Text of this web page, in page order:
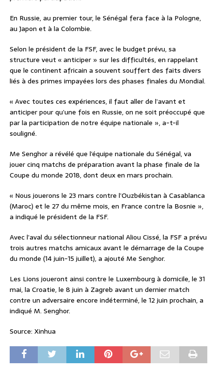
En Russie, au premier tour, le Sénégal fera face à la Pologne,
au Japon et à la Colombie.
Selon le président de la FSF, avec le budget prévu, sa
structure veut « anticiper » sur les difficultés, en rappelant
que le continent africain a souvent souffert des faits divers
liés à des primes impayées lors des phases finales du Mondial.
« Avec toutes ces expériences, il faut aller de l’avant et
anticiper pour qu’une fois en Russie, on ne soit préoccupé que
par la participation de notre équipe nationale », a-t-il
souligné.
Me Senghor a révélé que l’équipe nationale du Sénégal, va
jouer cinq matchs de préparation avant la phase finale de la
Coupe du monde 2018, dont deux en mars prochain.
« Nous jouerons le 23 mars contre l’Ouzbékistan à Casablanca
(Maroc) et le 27 du même mois, en France contre la Bosnie »,
a indiqué le président de la FSF.
Avec l’aval du sélectionneur national Aliou Cissé, la FSF a prévu
trois autres matchs amicaux avant le démarrage de la Coupe
du monde (14 juin-15 juillet), a ajouté Me Senghor.
Les Lions joueront ainsi contre le Luxembourg à domicile, le 31
mai, la Croatie, le 8 juin à Zagreb avant un dernier match
contre un adversaire encore indéterminé, le 12 juin prochain, a
indiqué M. Senghor.
Source: Xinhua